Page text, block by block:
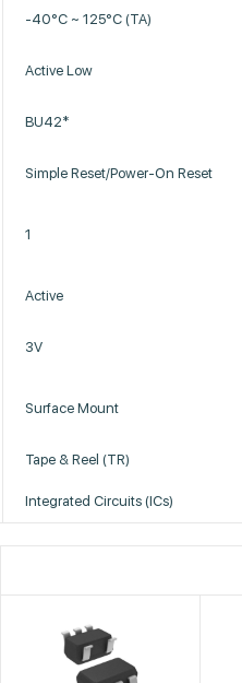
-40°C ~ 125°C (TA)
Active Low
BU42*
Simple Reset/Power-On Reset
1
Active
3V
Surface Mount
Tape & Reel (TR)
Integrated Circuits (ICs)